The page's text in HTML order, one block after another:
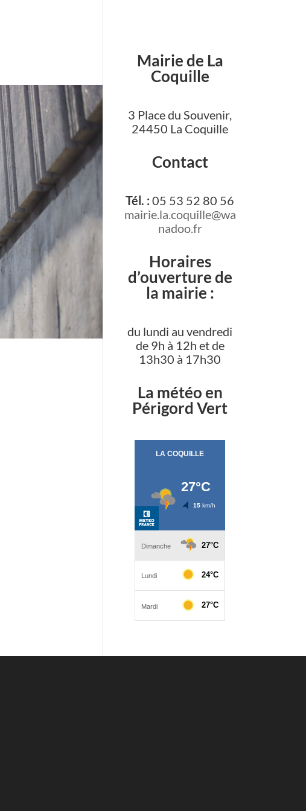
Mairie de La
Coquille
3 Place du Souvenir,
24450 La Coquille
Contact
Tél. : 05 53 52 80 56
mairie.la.coquille@wa
nadoo.fr
Horaires
d’ouverture de
la mairie :
du lundi au vendredi
de 9h à 12h et de
13h30 à 17h30
La météo en
Périgord Vert